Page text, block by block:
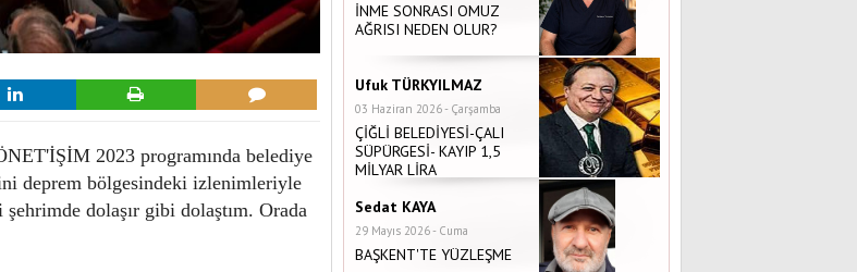
2023 programında belediye
deprem bölgesindeki izlenimleriyle
dolaşır gibi dolaştım. Orada
İNME SONRASI OMUZ
AĞRISI NEDEN OLUR?
Ufuk TÜRKYILMAZ
03 Haziran 2026 - Çarşamba
ÇİĞLİ BELEDİYESİ-ÇALI
SÜPÜRGESİ- KAYIP 1,5
MİLYAR LİRA
Sedat KAYA
29 Mayıs 2026 - Cuma
BAŞKENT'TE YÜZLEŞME